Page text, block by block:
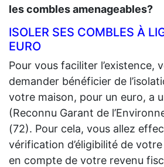
les combles amenageables?
ISOLER SES COMBLES À
EURO
Pour vous faciliter l’existence,
demander bénéficier de
votre maison, pour un euro, a
(Reconnu Garant de
(72). Pour cela, vous allez
vérification d’éligibilité de
en compte de votre revenu